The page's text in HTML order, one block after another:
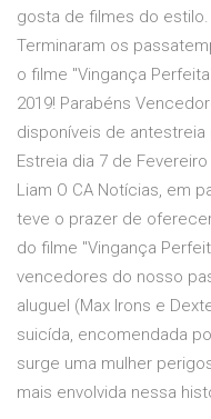
gosta de filmes do
Terminaram os
o filme "Vingança
2019! Parabéns
disponíveis de antestreia
Estreia dia 7 de
Liam O CA Notícias, em
teve o prazer de
do filme "Vingança
vencedores do nosso
aluguel (Max Irons e
suicída, encomendada
surge uma mulher
mais envolvida nessa